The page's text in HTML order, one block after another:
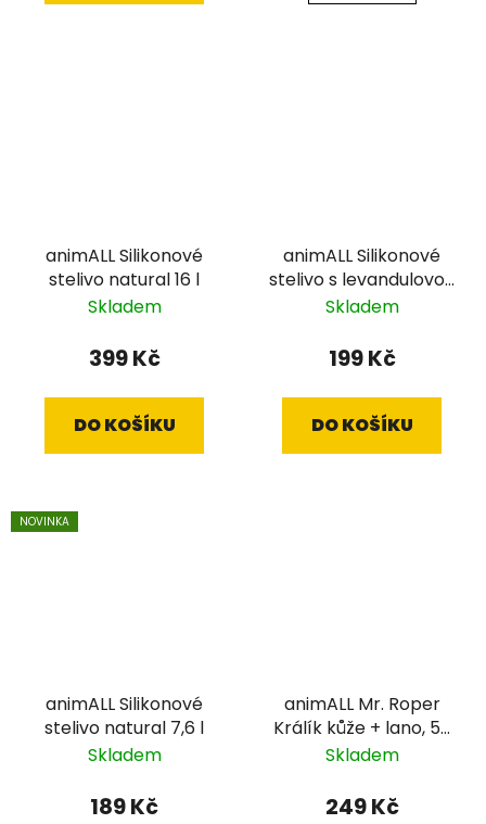
animALL Silikonové
stelivo natural 16 l
Skladem
399 Kč
DO KOŠÍKU
animALL Silikonové
stelivo s levandulovou
vůní 7,6 l
Skladem
199 Kč
DO KOŠÍKU
NOVINKA
animALL Silikonové
stelivo natural 7,6 l
Skladem
189 Kč
animALL Mr. Roper
Králík kůže + lano, 57
cm / 12 mm
Skladem
249 Kč